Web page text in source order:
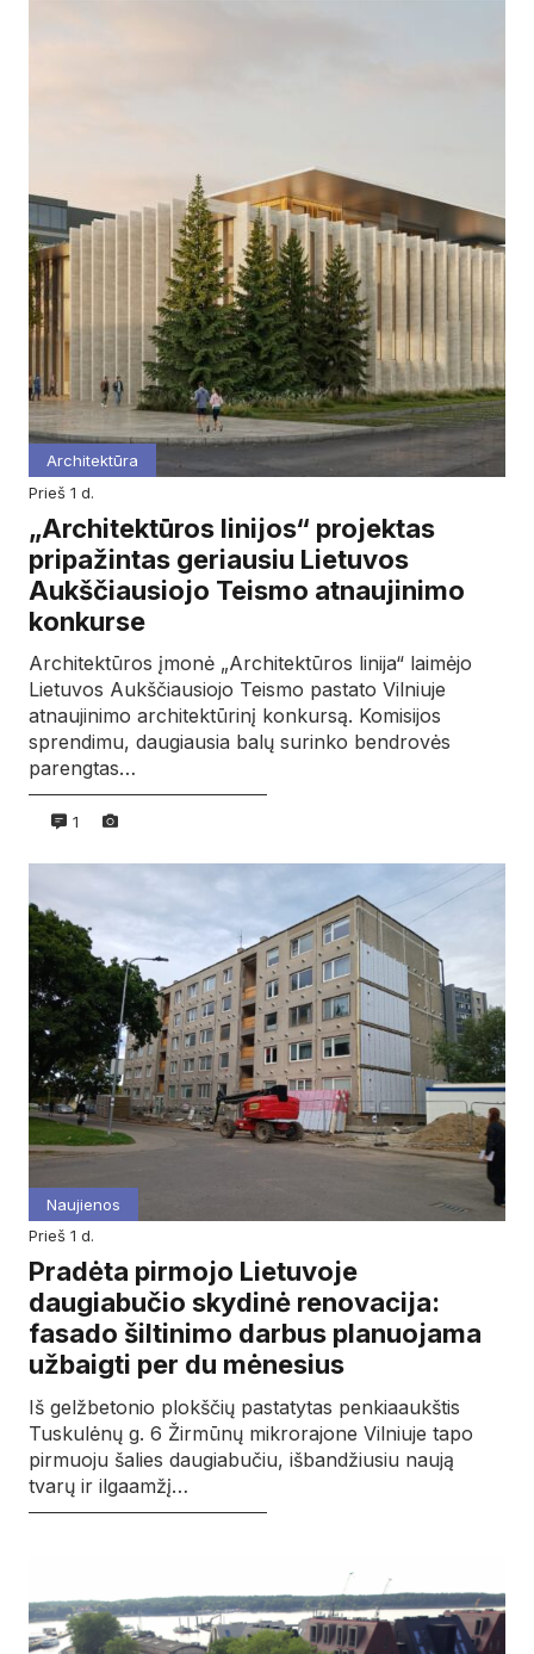
Architektūra
prieš 1 d.
„Architektūros linijos“ projektas
pripažintas geriausiu Lietuvos
Aukščiausiojo Teismo atnaujinimo
konkurse
Architektūros įmonė „Architektūros linija“ laimėjo
Lietuvos Aukščiausiojo Teismo pastato Vilniuje
atnaujinimo architektūrinį konkursą. Komisijos
sprendimu, daugiausia balų surinko bendrovės
parengtas…
1
Naujienos
prieš 1 d.
Pradėta pirmojo Lietuvoje
daugiabučio skydinė renovacija:
fasado šiltinimo darbus planuojama
užbaigti per du mėnesius
Iš gelžbetonio plokščių pastatytas penkiaaukštis
Tuskulėnų g. 6 Žirmūnų mikrorajone Vilniuje tapo
pirmuoju šalies daugiabučiu, išbandžiusiu naują
tvarų ir ilgaamžį…